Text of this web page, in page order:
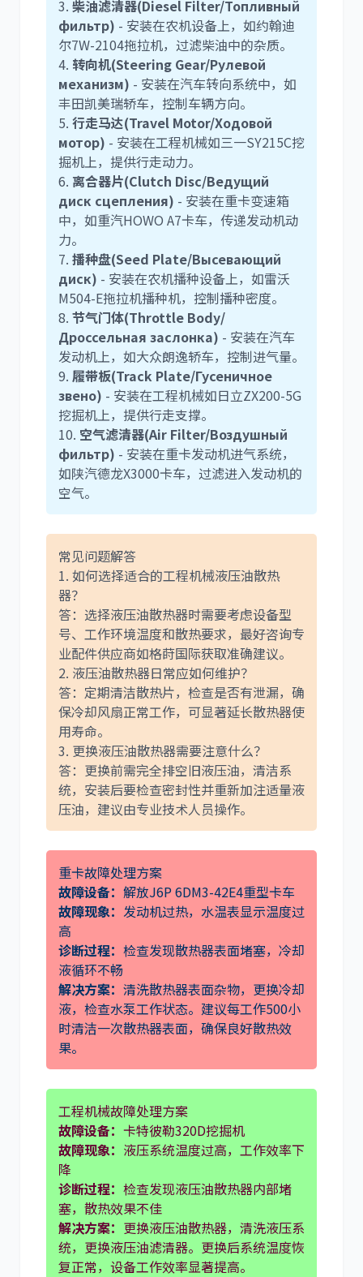
尼桑 依维柯
3. 柴油滤清器(Diesel Filter/Топливный
фильтр) - 安装在农机设备上，如约翰迪
尔7W-2104拖拉机，过滤柴油中的杂质。
4. 转向机(Steering Gear/Рулевой
механизм) - 安装在汽车转向系统中，如
丰田凯美瑞轿车，控制车辆方向。
5. 行走马达(Travel Motor/Ходовой
мотор) - 安装在工程机械如三一SY215C挖
掘机上，提供行走动力。
6. 离合器片(Clutch Disc/Ведущий
диск сцепления) - 安装在重卡变速箱
中，如重汽HOWO A7卡车，传递发动机动
力。
7. 播种盘(Seed Plate/Высевающий
диск) - 安装在农机播种设备上，如雷沃
M504-E拖拉机播种机，控制播种密度。
8. 节气门体(Throttle Body/
Дроссельная заслонка) - 安装在汽车
发动机上，如大众朗逸轿车，控制进气量。
9. 履带板(Track Plate/Гусеничное
звено) - 安装在工程机械如日立ZX200-5G
挖掘机上，提供行走支撑。
10. 空气滤清器(Air Filter/Воздушный
фильтр) - 安装在重卡发动机进气系统，
如陕汽德龙X3000卡车，过滤进入发动机的
空气。
常见问题解答
1. 如何选择适合的工程机械液压油散热
器？
答：选择液压油散热器时需要考虑设备型
号、工作环境温度和散热要求，最好咨询专
业配件供应商如格莳国际获取准确建议。
2. 液压油散热器日常应如何维护？
答：定期清洁散热片，检查是否有泄漏，确
保冷却风扇正常工作，可显著延长散热器使
用寿命。
3. 更换液压油散热器需要注意什么？
答：更换前需完全排空旧液压油，清洁系
统，安装后要检查密封性并重新加注适量液
压油，建议由专业技术人员操作。
重卡故障处理方案
故障设备： 解放J6P 6DM3-42E4重型卡车
故障现象： 发动机过热，水温表显示温度过
高
诊断过程： 检查发现散热器表面堵塞，冷却
液循环不畅
解决方案： 清洗散热器表面杂物，更换冷却
液，检查水泵工作状态。建议每工作500小
时清洁一次散热器表面，确保良好散热效
果。
工程机械故障处理方案
故障设备： 卡特彼勒320D挖掘机
故障现象： 液压系统温度过高，工作效率下
降
诊断过程： 检查发现液压油散热器内部堵
塞，散热效果不佳
解决方案： 更换液压油散热器，清洗液压系
统，更换液压油滤清器。更换后系统温度恢
复正常，设备工作效率显著提高。